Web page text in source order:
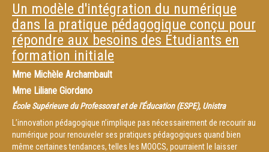
Un modèle d'intégration du numérique
dans la pratique pédagogique conçu pour
répondre aux besoins des Étudiants en
formation initiale
Mme Michèle Archambault
Mme Liliane Giordano
École Supérieure du Professorat et de l'Éducation (ESPE), Unistra
L’innovation pédagogique n’implique pas nécessairement de recourir au
numérique pour renouveler ses pratiques pédagogiques quand bien
même certaines tendances, telles les MOOCS, pourraient le laisser